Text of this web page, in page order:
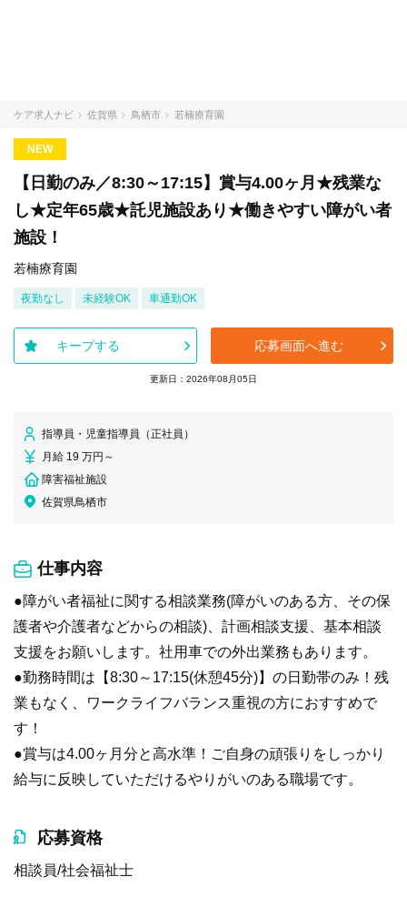
ケア求人ナビ 佐賀県 鳥栖市 若楠療育園
NEW
【日勤のみ／8:30～17:15】賞与4.00ヶ月★残業な
し★定年65歳★託児施設あり★働きやすい障がい者
施設！
若楠療育園
夜勤なし 未経験OK 車通勤OK
キープする 応募画面へ進む
更新日：2026年08月05日
指導員・児童指導員（正社員）
月給 19 万円～
障害福祉施設
佐賀県鳥栖市
仕事内容
●障がい者福祉に関する相談業務(障がいのある方、その保
護者や介護者などからの相談)、計画相談支援、基本相談
支援をお願いします。社用車での外出業務もあります。
●勤務時間は【8:30～17:15(休憩45分)】の日勤帯のみ！残
業もなく、ワークライフバランス重視の方におすすめで
す！
●賞与は4.00ヶ月分と高水準！ご自身の頑張りをしっかり
給与に反映していただけるやりがいのある職場です。
応募資格
相談員/社会福祉士